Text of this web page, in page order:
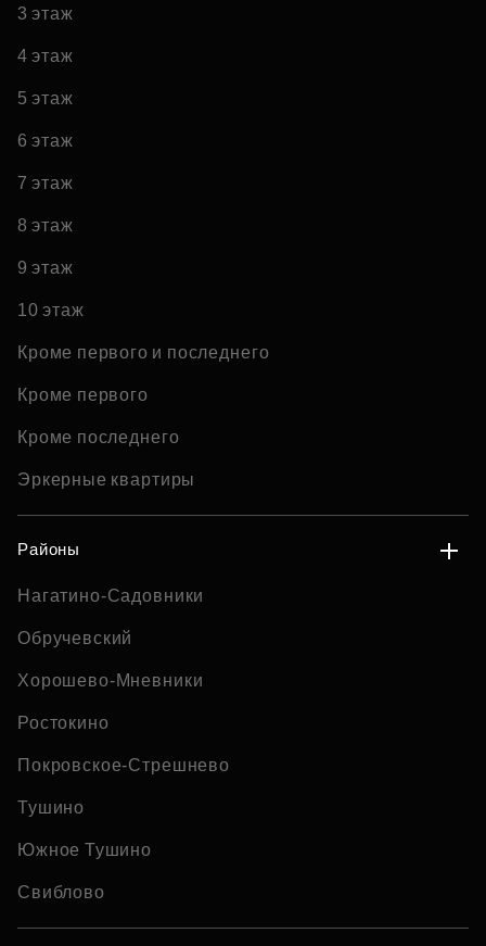
3 этаж
4 этаж
5 этаж
6 этаж
7 этаж
8 этаж
9 этаж
10 этаж
Кроме первого и последнего
Кроме первого
Кроме последнего
Эркерные квартиры
Районы
Нагатино-Садовники
Обручевский
Хорошево-Мневники
Ростокино
Покровское-Стрешнево
Тушино
Южное Тушино
Свиблово